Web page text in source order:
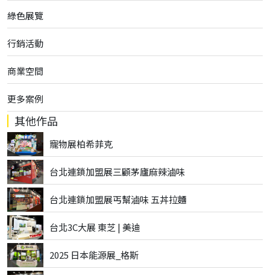
綠色展覽
行銷活動
商業空間
更多案例
其他作品
寵物展柏希菲克
台北連鎖加盟展三顧茅廬麻辣滷味
台北連鎖加盟展丐幫滷味 五丼拉麵
台北3C大展 東芝 | 美迪
2025 日本能源展_格斯